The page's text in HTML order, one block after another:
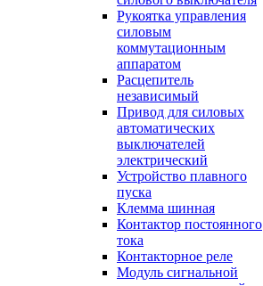
Рукоятка управления
силовым
коммутационным
аппаратом
Расцепитель
независимый
Привод для силовых
автоматических
выключателей
электрический
Устройство плавного
пуска
Клемма шинная
Контактор постоянного
тока
Контакторное реле
Модуль сигнальной